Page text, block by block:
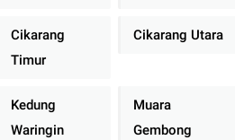
Cikarang
Timur
Cikarang Utara
Kedung
Waringin
Muara
Gembong